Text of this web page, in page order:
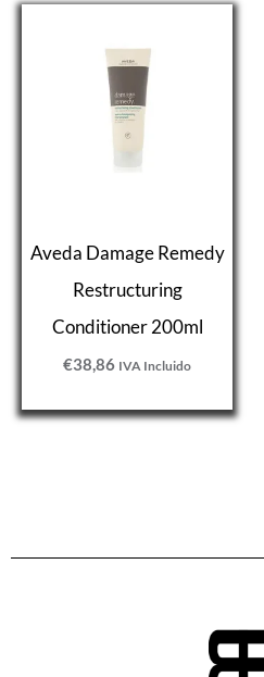
Aveda Damage Remedy
Restructuring
Conditioner 200ml
€38,86 IVA Incluido